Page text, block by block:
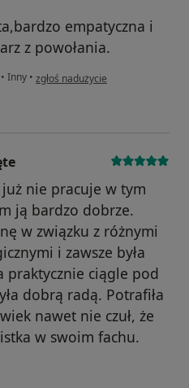
empatyczna i
z powołania.
• Inny • w opinii użytkownika Małgorzata
zgłoś nadużycie
nie pracuje w tym
ją bardzo dobrze.
w związku z różnymi
i zawsze była
praktycznie ciągle pod
dobrą radą. Potrafiła
nawet nie czuł, że
w swoim fachu.
Konto zostało usunięte